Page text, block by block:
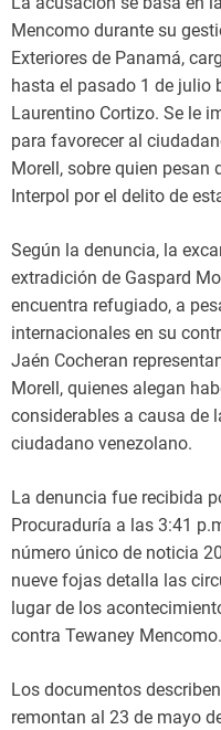
Mencomo durante su
Exteriores de Panamá,
hasta el pasado 1 de
Laurentino Cortizo. Se le
para favorecer al
Morell, sobre quien
Interpol por el delito de
Según la denuncia, la
extradición de Gaspard
encuentra refugiado, a
internacionales en su
Jaén Cocheran
Morell, quienes alegan
considerables a causa de
ciudadano venezolano.
La denuncia fue recibida
Procuraduría a las 3:41
número único de noticia
nueve fojas detalla las
lugar de los
contra Tewaney Mencomo.
Los documentos
remontan al 23 de mayo